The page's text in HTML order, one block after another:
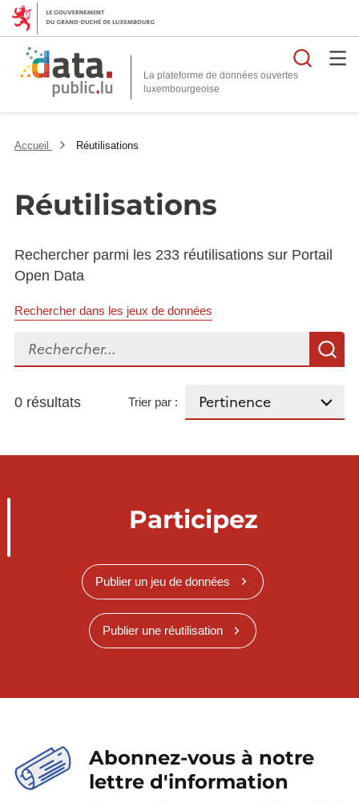
La plateforme de données ouvertes
Accueil Réutilisations
Réutilisations
Rechercher parmi les 233 réutilisations sur Portail
Open Data
Rechercher dans les jeux de données
Rechercher...
0 résultats Trier par :
Participez
Publier un jeu de données
Publier une réutilisation
Abonnez-vous à notre
lettre d'information